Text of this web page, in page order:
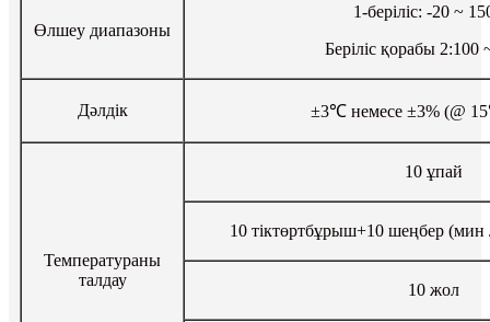
Өлшеу диапазоны
1-беріліс: -20 ~
Беріліс қорабы 2:100
Дәлдік ±3℃ немесе ±3% (@
Температураны
талдау
10 ұпай
10 тіктөртбұрыш+10 шеңбер
10 жол